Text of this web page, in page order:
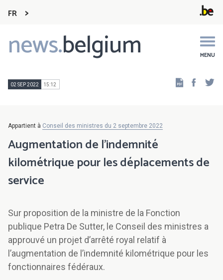
FR
news.belgium MENU
Main
navigation
02 SEP 2022 15:12
Appartient à Conseil des ministres du 2 septembre 2022
Augmentation de l’indemnité
kilométrique pour les déplacements de
service
Sur proposition de la ministre de la Fonction
publique Petra De Sutter, le Conseil des ministres a
approuvé un projet d’arrêté royal relatif à
l’augmentation de l’indemnité kilométrique pour les
fonctionnaires fédéraux.